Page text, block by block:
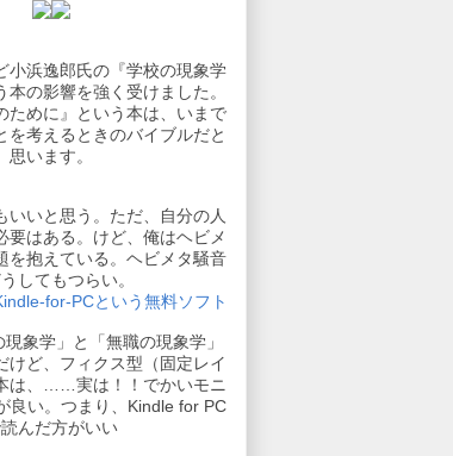
小浜逸郎氏の『学校の現象学
本の影響を強く受けました。
ために』という本は、いまで
を考えるときのバイブルだと
思います。
いいと思う。ただ、自分の人
要はある。けど、俺はヘビメ
を抱えている。ヘビメタ騒音
してもつらい。
for-PCという無料ソフト
象学」と「無職の現象学」
けど、フィクス型（固定レイ
は、……実は！！でかいモニ
良い。つまり、Kindle for PC
んだ方がいい